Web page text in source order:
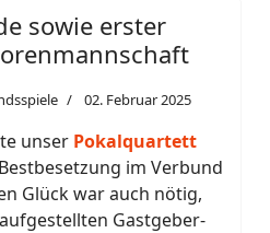
sowie erster
02. Februar 2025
unser Pokalquartett
im Verbund
Glück war auch nötig,
Gastgeber-